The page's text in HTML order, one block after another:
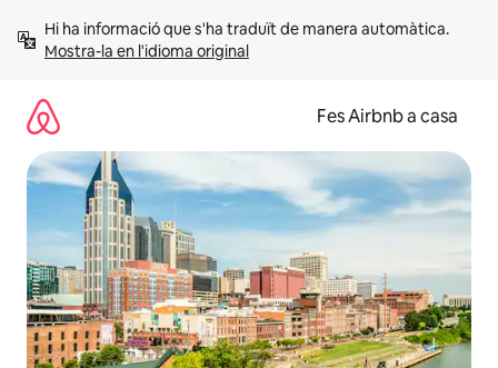
Mostra-la en l'idioma original
Fes Airbnb a casa